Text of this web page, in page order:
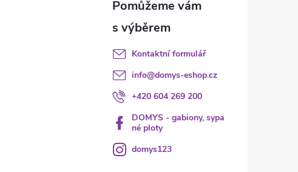
Kontaktní formulář
info@domys-eshop.cz
+420 604 269 200
DOMYS - gabiony, sypa
né ploty
domys123